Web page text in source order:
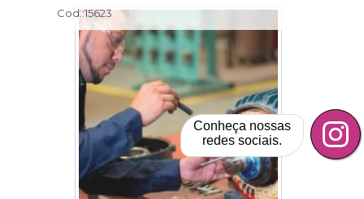
Cod.:15623
Conheça nossas
redes sociais.